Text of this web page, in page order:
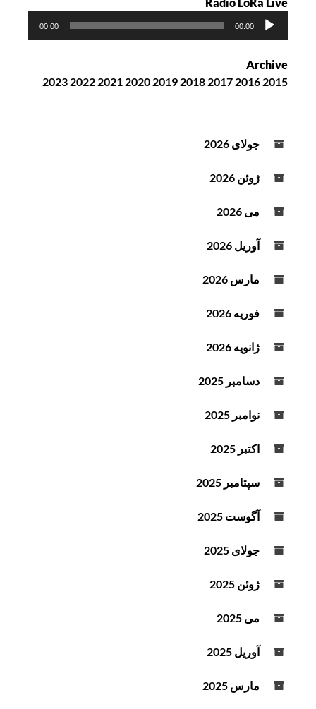
ک
ن
ه
و
00:00
00:00
Archive
2015
2016
2017
2018
2019
2020
2021
2022
2023
جولای 2026
ژوئن 2026
می 2026
آوریل 2026
مارس 2026
فوریه 2026
ژانویه 2026
دسامبر 2025
نوامبر 2025
اکتبر 2025
سپتامبر 2025
آگوست 2025
جولای 2025
ژوئن 2025
می 2025
آوریل 2025
مارس 2025